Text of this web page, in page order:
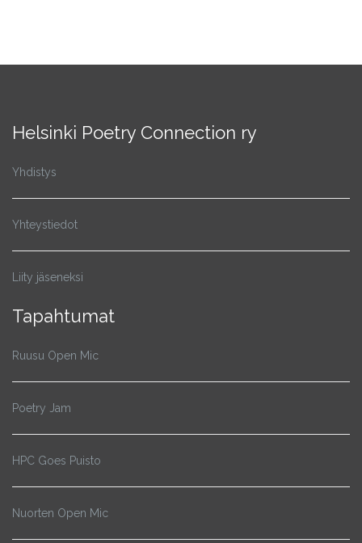
Helsinki Poetry Connection ry
Yhdistys
Yhteystiedot
Liity jäseneksi
Tapahtumat
Ruusu Open Mic
Poetry Jam
HPC Goes Puisto
Nuorten Open Mic